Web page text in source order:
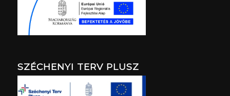
SZÉCHENYI TERV PLUSZ